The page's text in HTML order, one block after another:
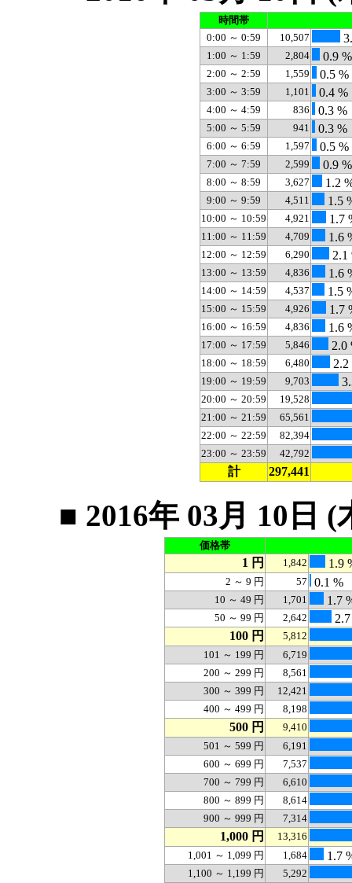
時間帯
0:00 ～ 0:59
10,507
1:00 ～ 1:59 2,804 0.9 %
2:00 ～ 2:59 1,559 0.5 %
3:00 ～ 3:59 1,101 0.4 %
4:00 ～ 4:59 836 0.3 %
5:00 ～ 5:59 941 0.3 %
6:00 ～ 6:59 1,597 0.5 %
7:00 ～ 7:59 2,599 0.9 %
8:00 ～ 8:59 3,627 1.2
9:00 ～ 9:59 4,511 1.5
10:00 ～ 10:59 4,921 1.7
11:00 ～ 11:59 4,709 1.6
12:00 ～ 12:59 6,290 2.1
13:00 ～ 13:59 4,836 1.6
14:00 ～ 14:59 4,537 1.5
15:00 ～ 15:59 4,926 1.7
16:00 ～ 16:59 4,836 1.6
17:00 ～ 17:59 5,846 2.0
18:00 ～ 18:59 6,480 2.2
19:00 ～ 19:59 9,703
20:00 ～ 20:59
19,528
21:00 ～ 21:59
65,561
22:00 ～ 22:59
82,394
23:00 ～ 23:59
42,792
計 297,441
■ 2016年 03月 10日
価格帯
1 円 1,842 1.9
2 ～ 9 円 57 0.1 %
10 ～ 49 円 1,701 1.7
50 ～ 99 円 2,642
100 円
5,812
101 ～ 199 円
6,719
200 ～ 299 円
8,561
300 ～ 399 円
12,421
400 ～ 499 円
8,198
500 円
9,410
501 ～ 599 円
6,191
600 ～ 699 円
7,537
700 ～ 799 円
6,610
800 ～ 899 円
8,614
900 ～ 999 円
7,314
1,000 円
13,316
1,001 ～ 1,099 円
1,684 1.7
1,100 ～ 1,199 円 5,292